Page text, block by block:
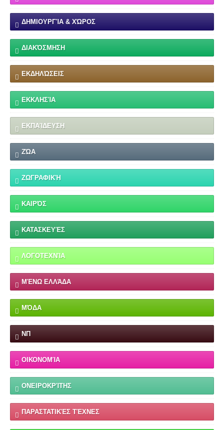
ΔΗΜΙΟΥΡΓΊΑ & ΧΏΡΟΣ
ΔΙΑΚΌΣΜΗΣΗ
ΕΚΔΗΛΏΣΕΙΣ
ΕΚΚΛΗΣΊΑ
ΕΚΠΑΊΔΕΥΣΗ
ΖΏΑ
ΖΩΓΡΑΦΙΚΉ
ΚΑΙΡΌΣ
ΚΑΤΑΣΚΕΥΈΣ
ΛΟΓΟΤΕΧΝΊΑ
ΜΈΝΩ ΕΛΛΆΔΑ
ΜΌΔΑ
ΝΠ
ΟΙΚΟΝΟΜΊΑ
ΟΝΕΙΡΟΚΡΊΤΗΣ
ΠΑΡΑΣΤΑΤΙΚΈΣ ΤΈΧΝΕΣ